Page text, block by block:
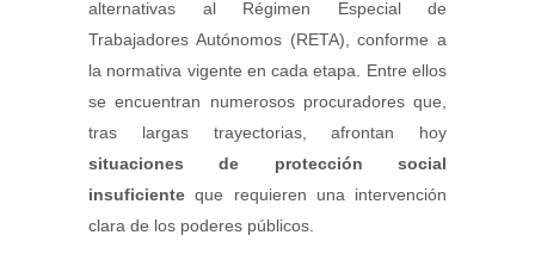
alternativas al Régimen Especial de
Trabajadores Autónomos (RETA), conforme a
la normativa vigente en cada etapa. Entre ellos
se encuentran numerosos procuradores que,
tras largas trayectorias, afrontan hoy
situaciones de protección social
insuficiente que requieren una intervención
clara de los poderes públicos.